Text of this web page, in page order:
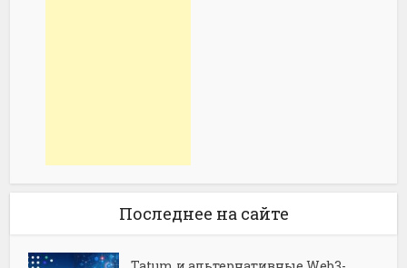
Последнее на сайте